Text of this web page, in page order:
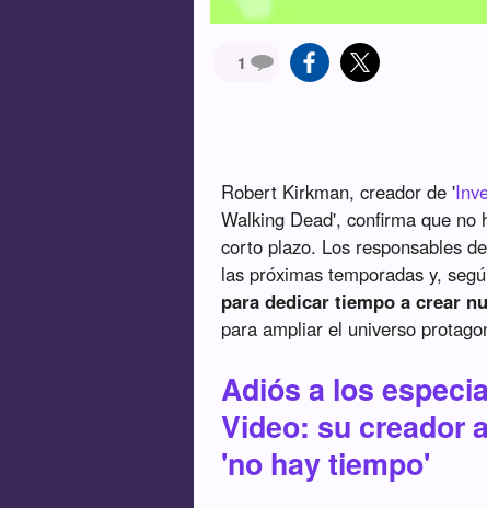
1
Robert Kirkman, creador de '
Walking Dead', confirma que
corto plazo. Los responsables
las próximas temporadas y,
para dedicar tiempo a crear
para ampliar el universo
Adiós a los
Video: su creador
'no hay tiempo'